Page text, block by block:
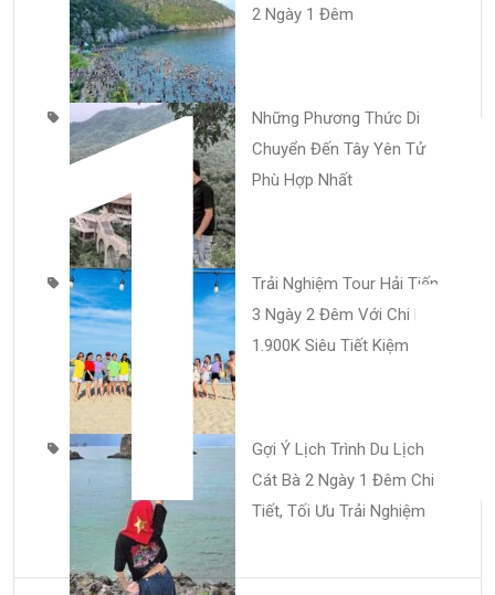
1
2 Ngày 1 Đêm
Những Phương Thức Di
Chuyển Đến Tây Yên Tử
Phù Hợp Nhất
Trải Nghiệm Tour Hải Tiến
3 Ngày 2 Đêm Với Chi Phí
1.900K Siêu Tiết Kiệm
Gợi Ý Lịch Trình Du Lịch
Cát Bà 2 Ngày 1 Đêm Chi
Tiết, Tối Ưu Trải Nghiệm